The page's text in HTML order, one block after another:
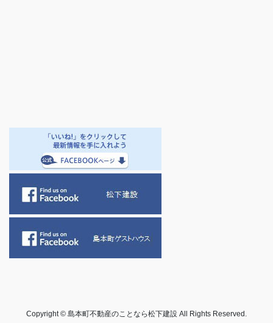
Copyright © 島本町不動産のことなら松下建設 All Rights Reserved.